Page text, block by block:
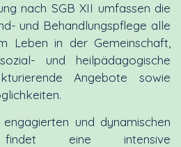
nach SGB XII umfassen die
und Behandlungspflege alle
Leben in der Gemeinschaft,
und heilpädagogische
Angebote sowie
und dynamischen
findet eine intensive